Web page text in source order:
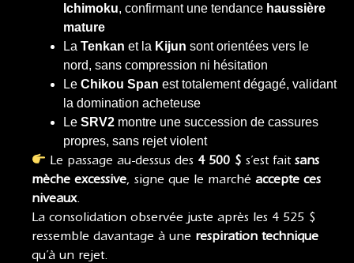
Ichimoku, confirmant une tendance haussière
mature
La Tenkan et la Kijun sont orientées vers le
nord, sans compression ni hésitation
Le Chikou Span est totalement dégagé, validant
la domination acheteuse
Le SRV2 montre une succession de cassures
propres, sans rejet violent
Le passage au-dessus des 4 500 $ s’est faitsans
mèche excessive, signe que le marché accepte ces
niveaux.
La consolidation observée juste après les 4 525 $
ressemble davantage à une respiration technique
qu’à un rejet.